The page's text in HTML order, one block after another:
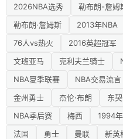
2026NBA选秀 勒布朗-詹姆
勒布朗·詹姆斯
2013年NBA
76人vs热火
2016英超冠军
文班亚马
克利夫兰骑士
NBA夏季联赛
NBA交易流言
金州勇士
杰伦·布朗 东
NBA季后赛
梅西 1994
法国
勇士 曼联 新英